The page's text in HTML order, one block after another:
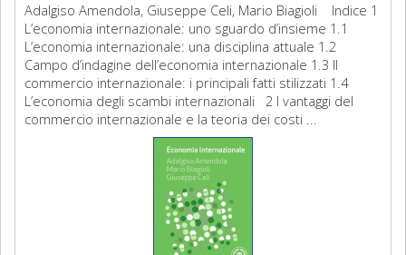
Adalgiso Amendola, Giuseppe Celi, Mario Biagioli Indice 1
L’economia internazionale: uno sguardo d’insieme 1.1
L’economia internazionale: una disciplina attuale 1.2
Campo d’indagine dell’economia internazionale 1.3 Il
commercio internazionale: i principali fatti stilizzati 1.4
L’economia degli scambi internazionali 2 I vantaggi del
commercio internazionale e la teoria dei costi ...